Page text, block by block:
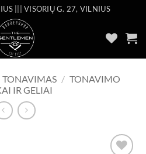
||| VISORIŲ G. 27, VILNIUS
TONAVIMAS / TONAVIMO
IR GELIAI